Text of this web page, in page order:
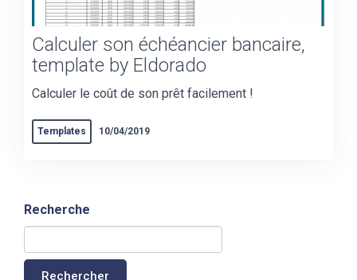
Calculer son échéancier bancaire,
template by Eldorado
Calculer le coût de son prêt facilement !
Templates 10/04/2019
Recherche
Rechercher